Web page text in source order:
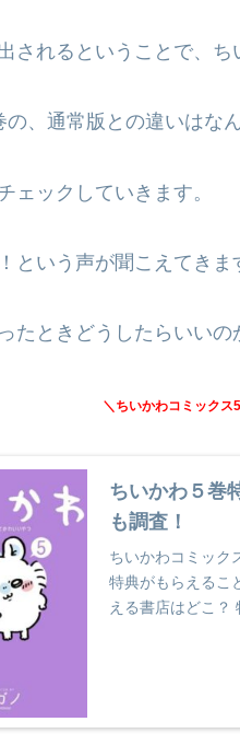
されるということで、ち
、通常版との違いはな
ェックしていきます。
という声が聞こえてきま
たときどうしたらいいの
＼ちいかわコミックス
ちいかわ５巻
も調査！
ちいかわコミック
特典がもらえるこ
える書店はどこ？